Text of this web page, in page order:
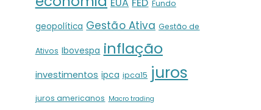
Fundo
geopolítica Gestão Ativa Gestão de
Ativos Ibovespa inflação
investimentos ipca ipca15 juros
juros americanos Macro trading